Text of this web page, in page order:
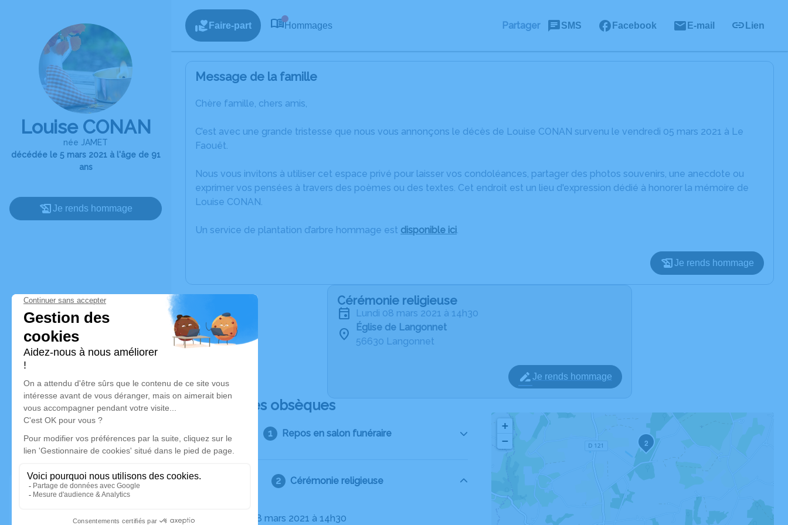
Louise CONAN
née JAMET
décédée le 5 mars 2021 à l'âge de 91
ans
Je rends hommage
Faire-part Hommages Partager SMS Facebook E-mail Lien
Message de la famille
Chère famille, chers amis,
C’est avec une grande tristesse que nous vous annonçons le décès de Louise CONAN survenu le vendredi 05 mars 2021 à Le
Faouët.
Nous vous invitons à utiliser cet espace privé pour laisser vos condoléances, partager des photos souvenirs, une anecdote ou
exprimer vos pensées à travers des poèmes ou des textes. Cet endroit est un lieu d'expression dédié à honorer la mémoire de
Louise CONAN.
Un service de plantation d’arbre hommage est disponible ici.
Je rends hommage
Cérémonie religieuse
lundi 08 mars 2021 à 14h30
Église de Langonnet
56630 Langonnet
Je rends hommage
Déroulé des obsèques
Repos en salon funéraire
Cérémonie religieuse
Le lundi 08 mars 2021 à 14h30
2
+
−